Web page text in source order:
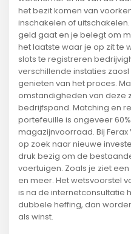
het bezit komen van
inschakelen of
geld gaat en je belegt om
het laatste waar je op zit te
slots te registreren
verschillende instaties
genieten van het proces.
omstandigheden van deze
bedrijfspand. Matching en
portefeuille is ongeveer
magazijnvoorraad. Bij
op zoek naar nieuwe
druk bezig om de
voertuigen. Zoals je ziet
en meer. Het wetsvoorstel
is na de internetconsultatie
dubbele heffing, dan
als winst.